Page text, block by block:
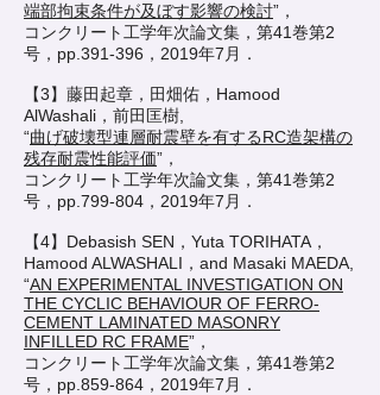
端部拘束条件が及ぼす影響の検討”，
コンクリート工学年次論文集，第41巻第2
号，pp.391-396，2019年7月．
【3】藤田起章，田畑佑，Hamood
AlWashali，前田匡樹,
“曲げ破壊型連層耐震壁を有するRC造架構の
残存耐震性能評価”，
コンクリート工学年次論文集，第41巻第2
号，pp.799-804，2019年7月．
【4】Debasish SEN，Yuta TORIHATA，
Hamood ALWASHALI，and Masaki MAEDA,
“AN EXPERIMENTAL INVESTIGATION ON
THE CYCLIC BEHAVIOUR OF FERRO-
CEMENT LAMINATED MASONRY
INFILLED RC FRAME”，
コンクリート工学年次論文集，第41巻第2
号，pp.859-864，2019年7月．